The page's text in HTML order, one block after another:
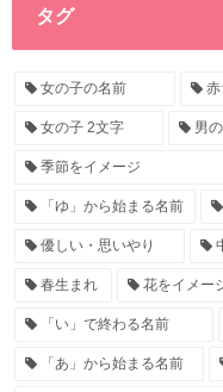
タグ
女の子の名前
女の子 2文字 男
季節をイメージ
「ゆ」から始まる名前
優しい・思いやり
春生まれ 花をイメー
「い」で終わる名前
「あ」から始まる名前